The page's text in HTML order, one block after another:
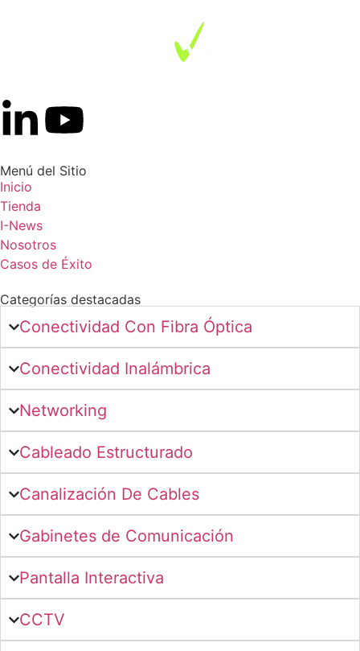
Menú del Sitio
Inicio
Tienda
I-News
Nosotros
Casos de Éxito
Categorías destacadas
Conectividad Con Fibra Óptica
Conectividad Inalámbrica
Networking
Cableado Estructurado
Canalización De Cables
Gabinetes de Comunicación
Pantalla Interactiva
CCTV